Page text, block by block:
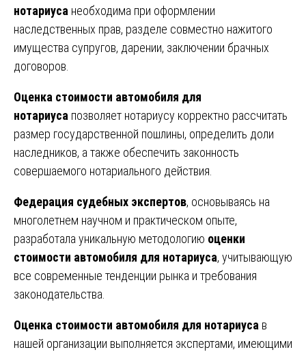
нотариуса необходима при оформлении
наследственных прав, разделе совместно нажитого
имущества супругов, дарении, заключении брачных
договоров.
Оценка стоимости автомобиля для
нотариуса позволяет нотариусу корректно рассчитать
размер государственной пошлины, определить доли
наследников, а также обеспечить законность
совершаемого нотариального действия.
Федерация судебных экспертов, основываясь на
многолетнем научном и практическом опыте,
разработала уникальную методологию оценки
стоимости автомобиля для нотариуса, учитывающую
все современные тенденции рынка и требования
законодательства.
Оценка стоимости автомобиля для нотариуса в
нашей организации выполняется экспертами, имеющими